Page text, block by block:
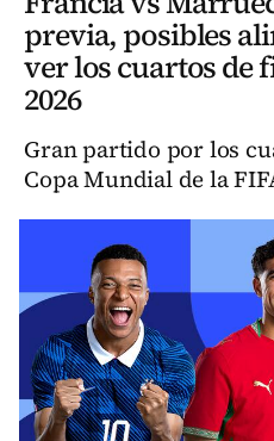
previa, posibles
ver los cuartos de
2026
Gran partido por los
Copa Mundial de la